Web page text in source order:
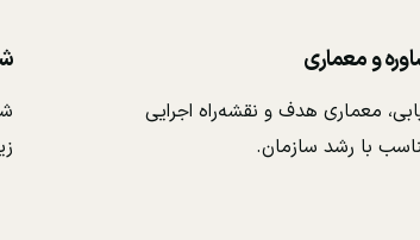
و معماری
معماری هدف و نقشه‌راه اجرایی
با رشد سازمان.